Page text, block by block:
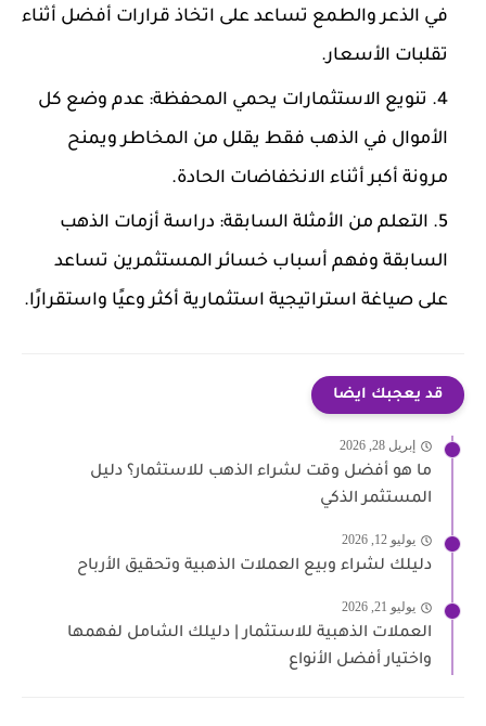
في الذعر والطمع تساعد على اتخاذ قرارات أفضل أثناء
تقلبات الأسعار.
تنويع الاستثمارات يحمي المحفظة: عدم وضع كل
الأموال في الذهب فقط يقلل من المخاطر ويمنح
مرونة أكبر أثناء الانخفاضات الحادة.
التعلم من الأمثلة السابقة: دراسة أزمات الذهب
السابقة وفهم أسباب خسائر المستثمرين تساعد
على صياغة استراتيجية استثمارية أكثر وعيًا واستقرارًا.
قد يعجبك ايضا
إبريل 28, 2026
ما هو أفضل وقت لشراء الذهب للاستثمار؟ دليل
المستثمر الذكي
يوليو 12, 2026
دليلك لشراء وبيع العملات الذهبية وتحقيق الأرباح
يوليو 21, 2026
العملات الذهبية للاستثمار | دليلك الشامل لفهمها
واختيار أفضل الأنواع